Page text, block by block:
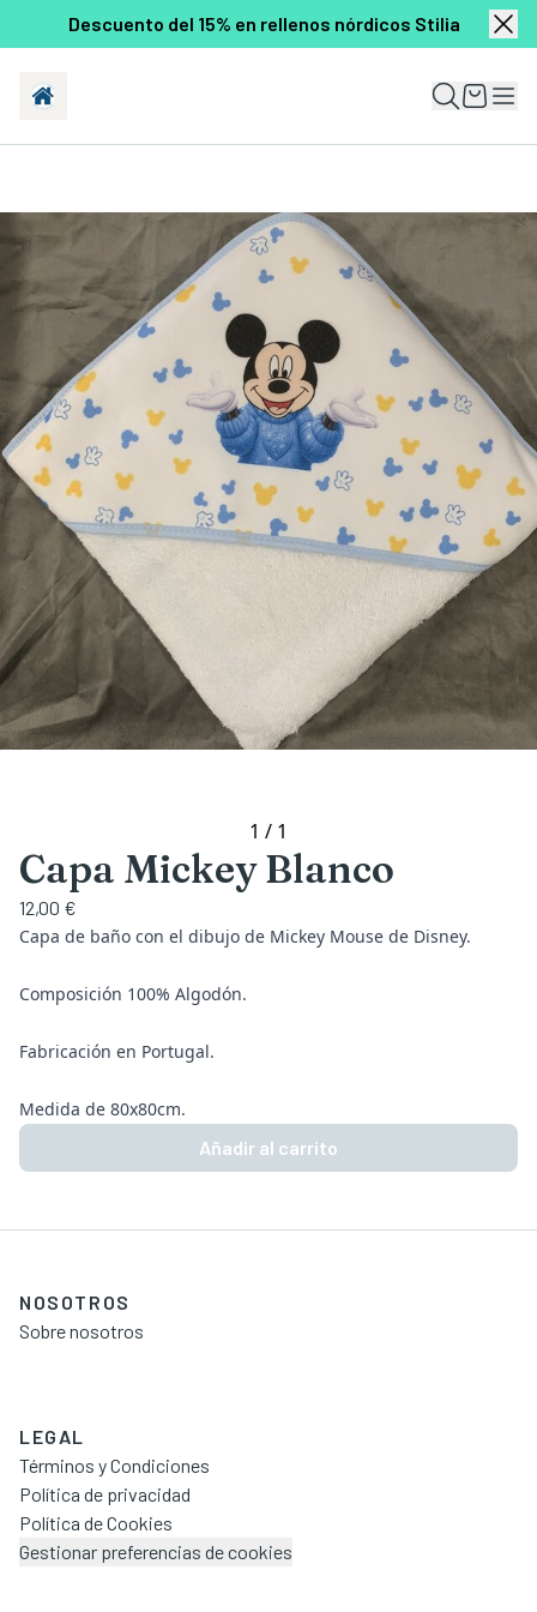
Descuento del 15% en rellenos nórdicos Stilia
1 / 1
Capa Mickey Blanco
12,00 €
Capa de baño con el dibujo de Mickey Mouse de Disney.
Composición 100% Algodón.
Fabricación en Portugal.
Medida de 80x80cm.
Añadir al carrito
NOSOTROS
Sobre nosotros
LEGAL
Términos y Condiciones
Política de privacidad
Política de Cookies
Gestionar preferencias de cookies